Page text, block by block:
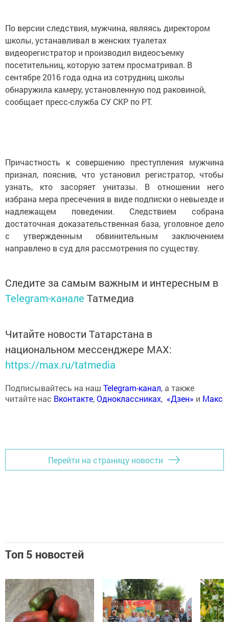
По версии следствия, мужчина, являясь директором
школы, устанавливал в женских туалетах
видеорегистратор и производил видеосъемку
посетительниц, которую затем просматривал. В
сентябре 2016 года одна из сотрудниц школы
обнаружила камеру, установленную под раковиной,
сообщает пресс-служба СУ СКР по РТ.
Причастность к совершению преступления мужчина
признал, пояснив, что установил регистратор, чтобы
узнать, кто засоряет унитазы. В отношении него
избрана мера пресечения в виде подписки о невыезде и
надлежащем поведении. Следствием собрана
достаточная доказательственная база, уголовное дело
с утвержденным обвинительным заключением
направлено в суд для рассмотрения по существу.
Следите за самым важным и интересным в
Telegram-канале Татмедиа
Читайте новости Татарстана в
национальном мессенджере MАХ:
https://max.ru/tatmedia
Подписывайтесь на наш Telegram-канал, а также
читайте нас Вконтакте,Одноклассниках, «Дзен» и Макс
Перейти на страницу новости
Топ 5 новостей